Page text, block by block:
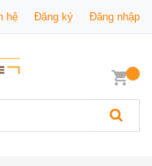
hệ Đăng ký Đăng nhập